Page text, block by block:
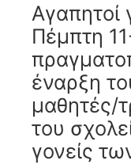
Αγαπητοί
Πέμπτη
έναρξη
μαθητές/
του
γονείς